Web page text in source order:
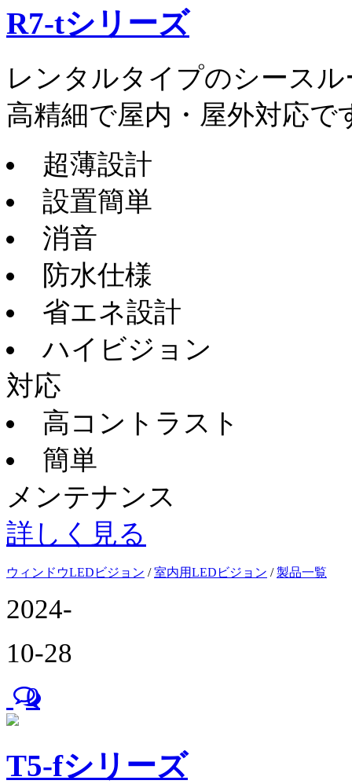
R7-tシリーズ
レンタルタイプのシース
高精細で屋内・屋外対応で
超薄設計
設置簡単
消音
防水仕様
省エネ設計
ハイビジョン
対応
高コントラスト
簡単
メンテナンス
詳しく見る
ウィンドウLEDビジョン /室内用LEDビジョン /製品一覧
2024-
10-28
0
T5-fシリーズ